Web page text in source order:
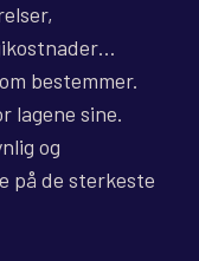
bestemmer.
lagene sine.
og
på de sterkeste